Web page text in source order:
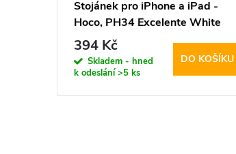
t
d
Stojánek pro iPhone a iPad -
Hoco, PH34 Excelente White
394 Kč
Skladem - hned
k odeslání>5 ks
DO KOŠÍKU